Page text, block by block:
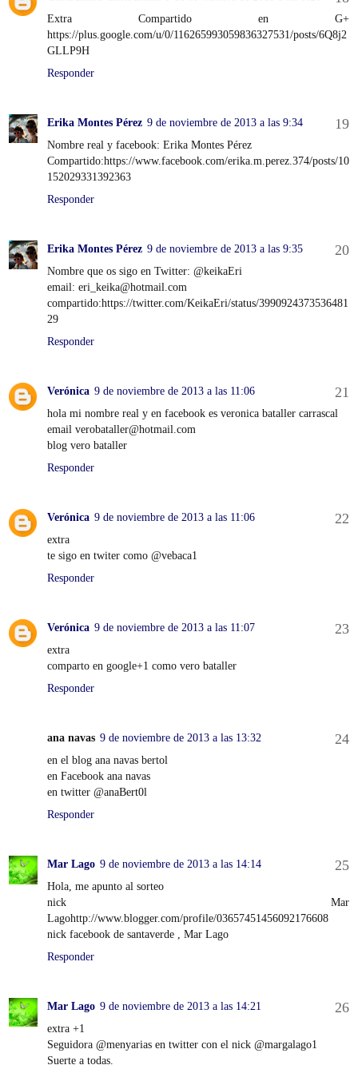
Extra Compartido en G+
https://plus.google.com/u/0/116265993059836327531/posts/6Q8j2
GLLP9H
Responder
Erika Montes Pérez 9 de noviembre de 2013 a las 9:34
Nombre real y facebook: Erika Montes Pérez
Compartido:https://www.facebook.com/erika.m.perez.374/posts/10
152029331392363
Responder
Erika Montes Pérez 9 de noviembre de 2013 a las 9:35
Nombre que os sigo en Twitter: @keikaEri
email: eri_keika@hotmail.com
compartido:https://twitter.com/KeikaEri/status/3990924373536481
29
Responder
Verónica 9 de noviembre de 2013 a las 11:06
hola mi nombre real y en facebook es veronica bataller carrascal
email verobataller@hotmail.com
blog vero bataller
Responder
Verónica 9 de noviembre de 2013 a las 11:06
extra
te sigo en twiter como @vebaca1
Responder
Verónica 9 de noviembre de 2013 a las 11:07
extra
comparto en google+1 como vero bataller
Responder
ana navas 9 de noviembre de 2013 a las 13:32
en el blog ana navas bertol
en Facebook ana navas
en twitter @anaBert0l
Responder
Mar Lago 9 de noviembre de 2013 a las 14:14
Hola, me apunto al sorteo
nick Mar
Lagohttp://www.blogger.com/profile/03657451456092176608
nick facebook de santaverde , Mar Lago
Responder
Mar Lago 9 de noviembre de 2013 a las 14:21
extra +1
Seguidora @menyarias en twitter con el nick @margalago1
Suerte a todas.